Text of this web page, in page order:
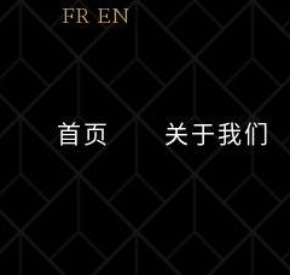
FREN
首页 关于我们